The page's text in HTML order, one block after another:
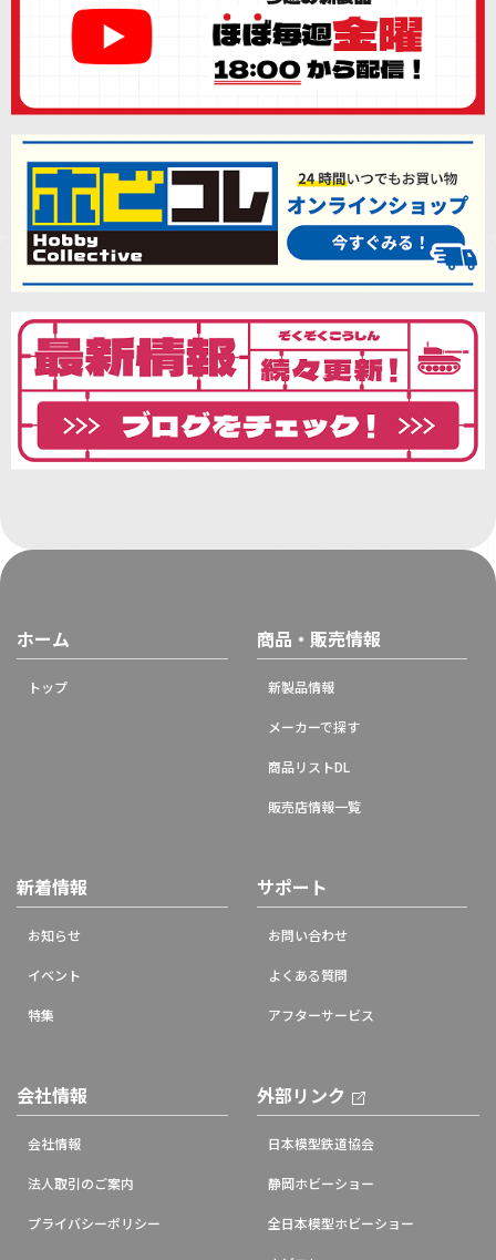
ホーム
トップ
商品・販売情報
新製品情報
メーカーで探す
商品リストDL
販売店情報一覧
新着情報
お知らせ
イベント
特集
サポート
お問い合わせ
よくある質問
アフターサービス
会社情報
会社情報
法人取引のご案内
プライバシーポリシー
外部リンク
日本模型鉄道協会
静岡ホビーショー
全日本模型ホビーショー